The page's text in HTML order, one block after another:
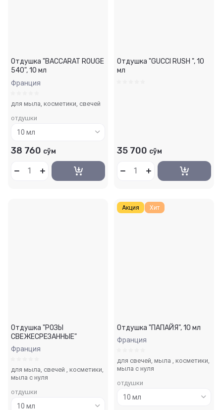
Отдушка "BACCARAT ROUGE
540", 10 мл
Франция
для мыла, косметики, свечей
отдушки
38 760 сўм
Отдушка "GUCCI RUSH ", 10
мл
35 700 сўм
Отдушка "РОЗЫ
СВЕЖЕСРЕЗАННЫЕ"
Франция
для мыла, свечей , косметики,
мыла с нуля
отдушки
Акция Хит
Отдушка "ПАПАЙЯ", 10 мл
Франция
для свечей, мыла , косметики,
мыла с нуля
отдушки